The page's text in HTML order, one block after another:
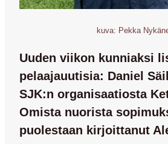
kuva: Pekka
Uuden viikon kunniaksi
pelaajauutisia: Daniel
SJK:n organisaatiosta
Omista nuorista
puolestaan kirjoittanut